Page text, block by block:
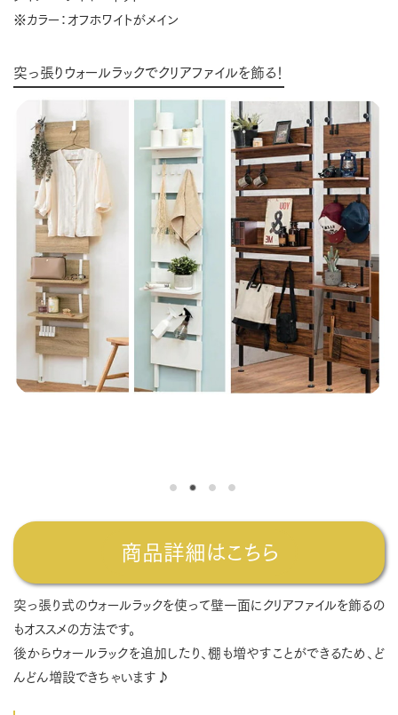
※カラー：オフホワイトがメイン
突っ張りウォールラックでクリアファイルを飾る！
商品詳細はこちら
突っ張り式のウォールラックを使って壁一面にクリアファイルを飾るの
もオススメの方法です。
後からウォールラックを追加したり、棚も増やすことができるため、ど
んどん増設できちゃいます♪